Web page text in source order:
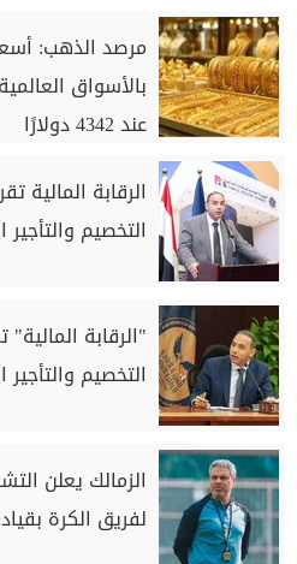
بالأسواق
عند 4342 دولارًا
الرقابة المالية
التخصيم والتأجير
"الرقابة
التخصيم والتأجير
الزمالك يعلن
لفريق الكرة